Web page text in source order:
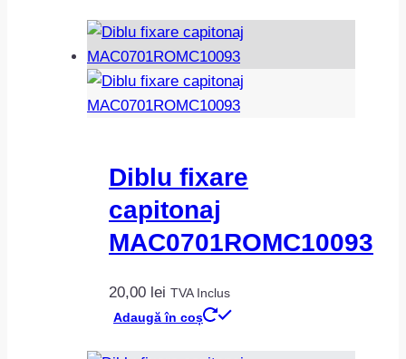
Diblu fixare
capitonaj
MAC0701ROMC10093
20,00 lei TVA Inclus
Adaugă în coș